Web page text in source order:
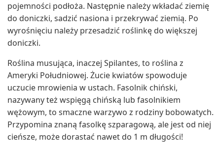
pojemności podłoża. Następnie należy wkładać ziemię
do doniczki, sadzić nasiona i przekrywać ziemią. Po
wyrośnięciu należy przesadzić roślinkę do większej
doniczki.
Roślina musująca, inaczej Spilantes, to roślina z
Ameryki Południowej. Żucie kwiatów spowoduje
uczucie mrowienia w ustach. Fasolnik chiński,
nazywany też wspięgą chińską lub fasolnikiem
wężowym, to smaczne warzywo z rodziny bobowatych.
Przypomina znaną fasolkę szparagową, ale jest od niej
cieńsze, może dorastać nawet do 1 m długości!